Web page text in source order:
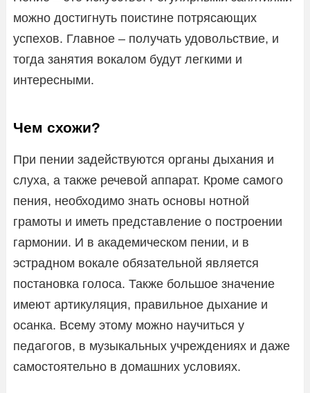
можно достигнуть поистине потрясающих
успехов. Главное – получать удовольствие, и
тогда занятия вокалом будут легкими и
интересными.
Чем схожи?
При пении задействуются органы дыхания и
слуха, а также речевой аппарат. Кроме самого
пения, необходимо знать основы нотной
грамоты и иметь представление о построении
гармонии. И в академическом пении, и в
эстрадном вокале обязательной является
постановка голоса. Также большое значение
имеют артикуляция, правильное дыхание и
осанка. Всему этому можно научиться у
педагогов, в музыкальных учреждениях и даже
самостоятельно в домашних условиях.